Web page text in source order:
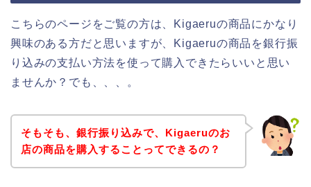
こちらのページをご覧の方は、Kigaeruの商品にかなり
興味のある方だと思いますが、Kigaeruの商品を銀行振
り込みの支払い方法を使って購入できたらいいと思い
ませんか？でも、、、。
そもそも、銀行振り込みで、Kigaeruのお
店の商品を購入することってできるの？